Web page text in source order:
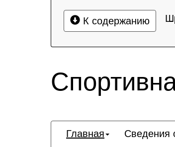
К содержанию
Главная Сведения